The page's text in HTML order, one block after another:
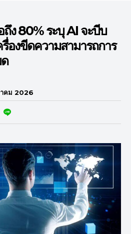
ถึง 80% ระบุ AI จะบีบ
องขีดความสามารถการ
คม 2026